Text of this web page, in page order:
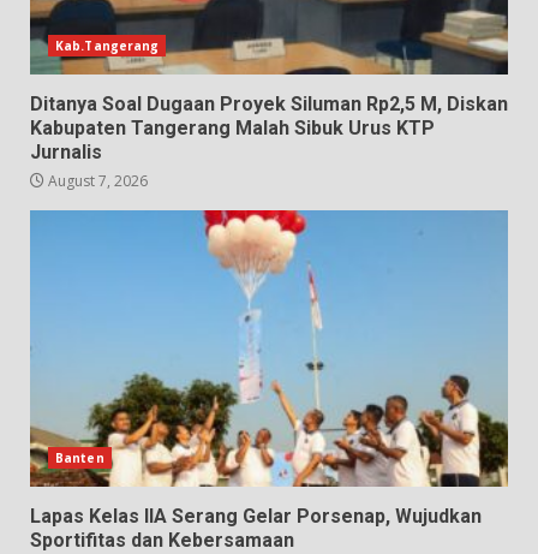
Kab.Tangerang
Ditanya Soal Dugaan Proyek Siluman Rp2,5 M, Diskan
Kabupaten Tangerang Malah Sibuk Urus KTP
Jurnalis
August 7, 2026
Banten
Lapas Kelas IIA Serang Gelar Porsenap, Wujudkan
Sportifitas dan Kebersamaan